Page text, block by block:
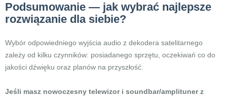
Podsumowanie — jak wybrać najlepsze
rozwiązanie dla siebie?
Wybór odpowiedniego wyjścia audio z dekodera satelitarnego
zależy od kilku czynników: posiadanego sprzętu, oczekiwań co do
jakości dźwięku oraz planów na przyszłość.
Jeśli masz nowoczesny telewizor i soundbar/amplituner z